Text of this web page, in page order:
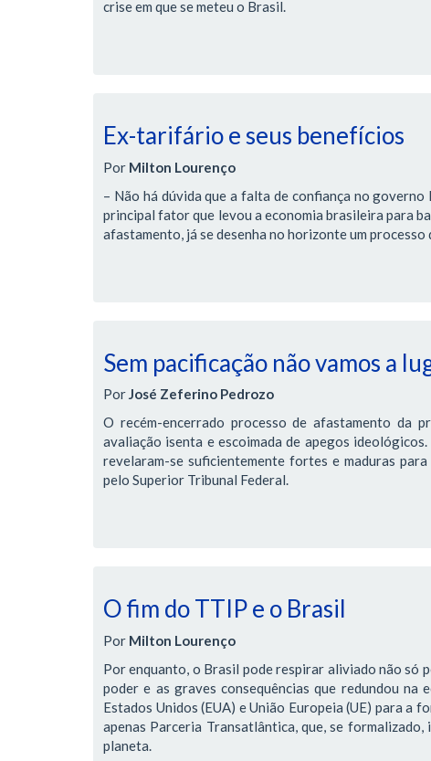
crise em que se meteu o Brasil.
Ex-tarifário e seus benefícios
Por Milton Lourenço
– Não há dúvida que a falta de confiança no
principal fator que levou a economia brasileira para
afastamento, já se desenha no horizonte um
Sem pacificação não vamos a
PorJosé Zeferino Pedrozo
O recém-encerrado processo de afastamento da
avaliação isenta e escoimada de apegos
revelaram-se suficientemente fortes e maduras
pelo Superior Tribunal Federal.
O fim do TTIP e o Brasil
Por Milton Lourenço
Por enquanto, o Brasil pode respirar aliviado não só
poder e as graves consequências que redundou na
Estados Unidos (EUA) e União Europeia (UE) para
apenas Parceria Transatlântica, que, se formalizado,
planeta.